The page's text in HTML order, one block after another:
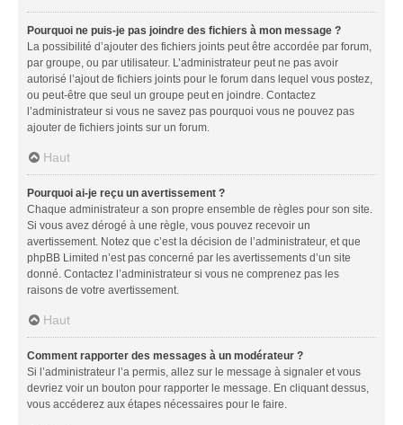
Pourquoi ne puis-je pas joindre des fichiers à mon message ?
La possibilité d’ajouter des fichiers joints peut être accordée par forum,
par groupe, ou par utilisateur. L’administrateur peut ne pas avoir
autorisé l’ajout de fichiers joints pour le forum dans lequel vous postez,
ou peut-être que seul un groupe peut en joindre. Contactez
l’administrateur si vous ne savez pas pourquoi vous ne pouvez pas
ajouter de fichiers joints sur un forum.
Haut
Pourquoi ai-je reçu un avertissement ?
Chaque administrateur a son propre ensemble de règles pour son site.
Si vous avez dérogé à une règle, vous pouvez recevoir un
avertissement. Notez que c’est la décision de l’administrateur, et que
phpBB Limited n’est pas concerné par les avertissements d’un site
donné. Contactez l’administrateur si vous ne comprenez pas les
raisons de votre avertissement.
Haut
Comment rapporter des messages à un modérateur ?
Si l’administrateur l’a permis, allez sur le message à signaler et vous
devriez voir un bouton pour rapporter le message. En cliquant dessus,
vous accéderez aux étapes nécessaires pour le faire.